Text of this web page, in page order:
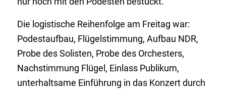
Die logistische Reihenfolge am Freitag war:
Podestaufbau, Flügelstimmung, Aufbau NDR,
Probe des Solisten, Probe des Orchesters,
Nachstimmung Flügel, Einlass Publikum,
unterhaltsame Einführung in das Konzert durch